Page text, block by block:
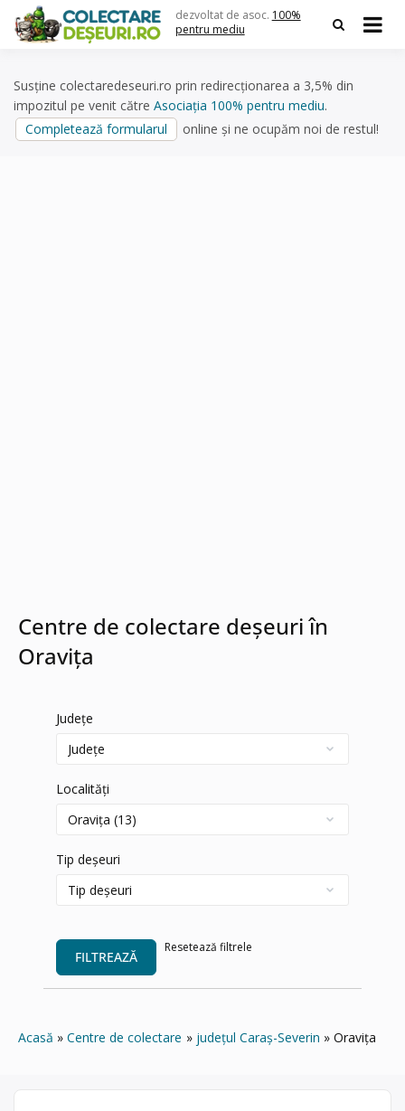
content
dezvoltat de asoc. 100%
pentru mediu
Susține colectaredeseuri.ro prin redirecționarea a 3,5% din
impozitul pe venit către Asociația 100% pentru mediu.
Completează formularul
online și ne ocupăm noi de restul!
Centre de colectare deșeuri în
Oravița
Județe
Localități
Tip deșeuri
FILTREAZĂ
Resetează filtrele
Acasă Centre de colectare județul Caraș-Severin Oravița